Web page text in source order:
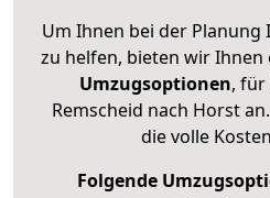
Um Ihnen bei der
zu helfen, bieten wir Ihnen
Umzugsoptionen, für
Remscheid nach Horst
die volle
Folgende